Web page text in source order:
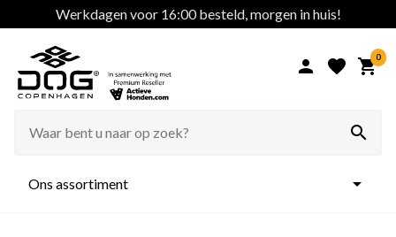
Werkdagen voor 16:00 besteld, morgen in huis!
  0

Ons assortiment 